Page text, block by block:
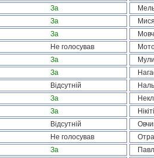
За
За
За
Не голосував
За
За
Відсутній
За
За
Відсутній
Не голосував
За